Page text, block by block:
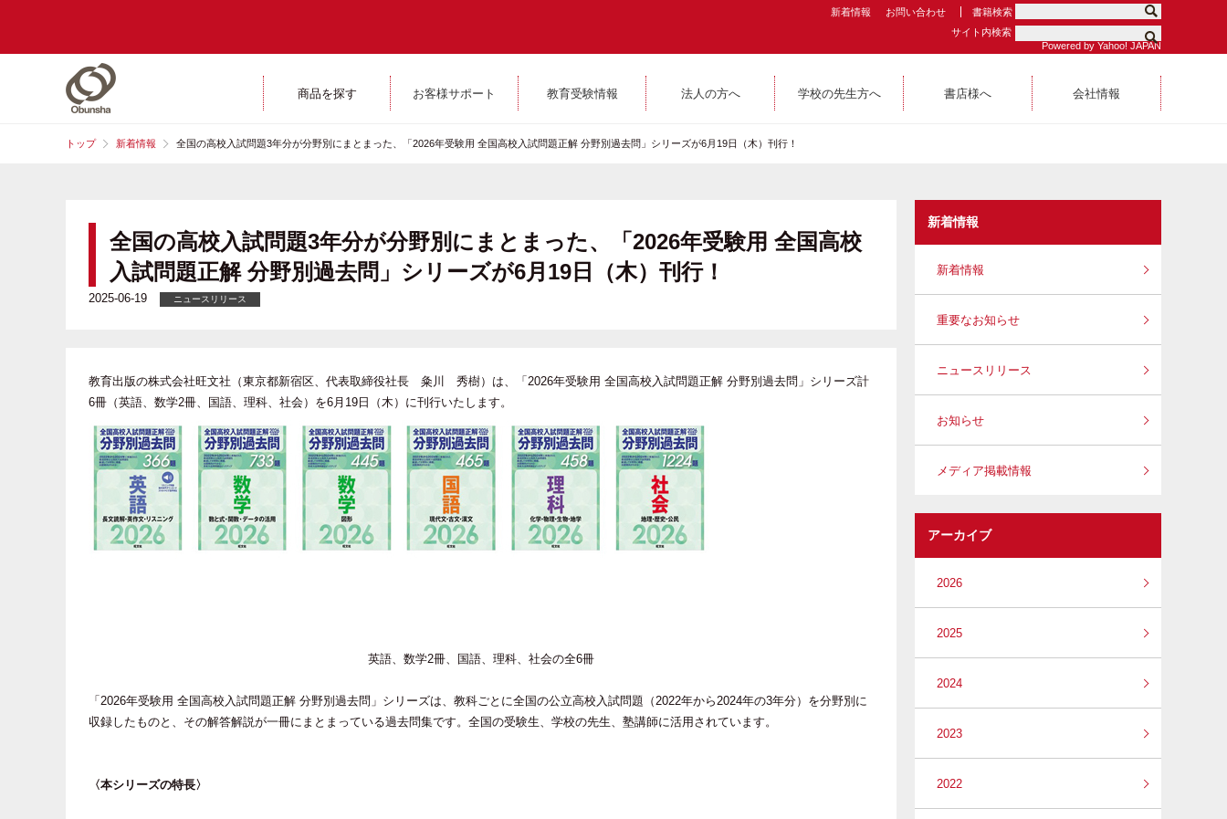
新着情報 お問い合わせ
書籍検索
サイト内検索
Powered by Yahoo! JAPAN
商品を探す お客様サポート 教育受験情報 法人の方へ 学校の先生方へ 書店様へ 会社情報
トップ 新着情報 全国の高校入試問題3年分が分野別にまとまった、「2026年受験用 全国高校入試問題正解 分野別過去問」シリーズが6月19日（木）刊行！
全国の高校入試問題3年分が分野別にまとまった、「2026年受験用 全国高校
入試問題正解 分野別過去問」シリーズが6月19日（木）刊行！
2025-06-19 ニュースリリース
教育出版の株式会社旺文社（東京都新宿区、代表取締役社長 粂川 秀樹）は、「2026年受験用 全国高校入試問題正解 分野別過去問」シリーズ計
6冊（英語、数学2冊、国語、理科、社会）を6月19日（木）に刊行いたします。
英語、数学2冊、国語、理科、社会の全6冊
「2026年受験用 全国高校入試問題正解 分野別過去問」シリーズは、教科ごとに全国の公立高校入試問題（2022年から2024年の3年分）を分野別に
収録したものと、その解答解説が一冊にまとまっている過去問集です。全国の受験生、学校の先生、塾講師に活用されています。
〈本シリーズの特長〉
新着情報
新着情報
重要なお知らせ
ニュースリリース
お知らせ
メディア掲載情報
アーカイブ
2026
2025
2024
2023
2022